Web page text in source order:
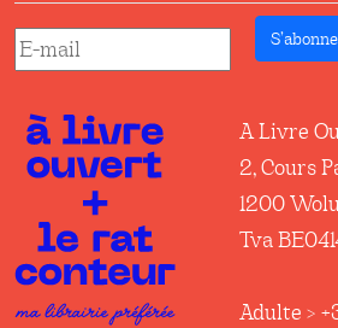
A Livre
2, Cours
1200
Tva
Adulte >